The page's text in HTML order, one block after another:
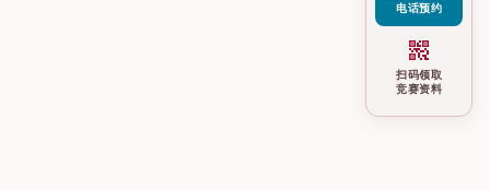
电话预约
qr_code_2
扫码领取
竞赛资料